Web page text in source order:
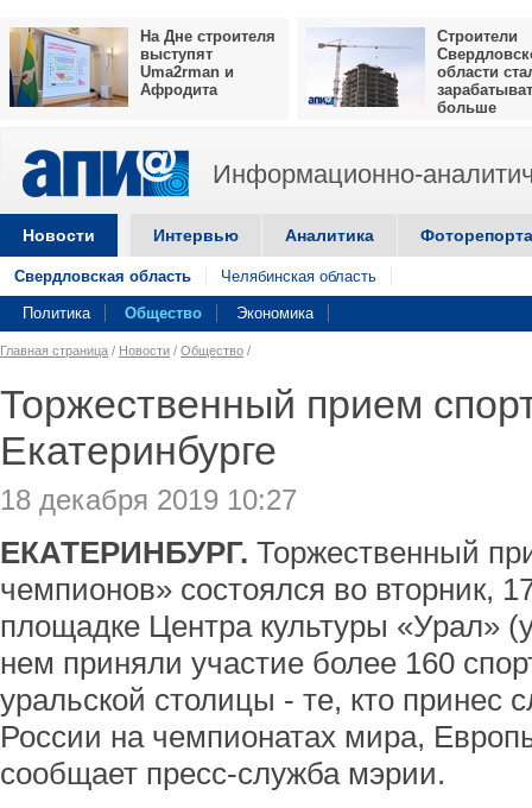
На Дне строителя
выступят
Uma2rman и
Афродита
Строители
области
больше
Информационно-
Новости Интервью Аналитика
Свердловская область Челябинская область
Политика Общество Экономика
Главная страница / Новости / Общество /
Торжественный прием
Екатеринбурге
18 декабря 2019 10:27
ЕКАТЕРИНБУРГ. Торжественный
чемпионов» состоялся во вторник,
площадке Центра культуры «Урал»
нем приняли участие более 160
уральской столицы - те, кто принес
России на чемпионатах мира,
сообщает пресс-служба мэрии.